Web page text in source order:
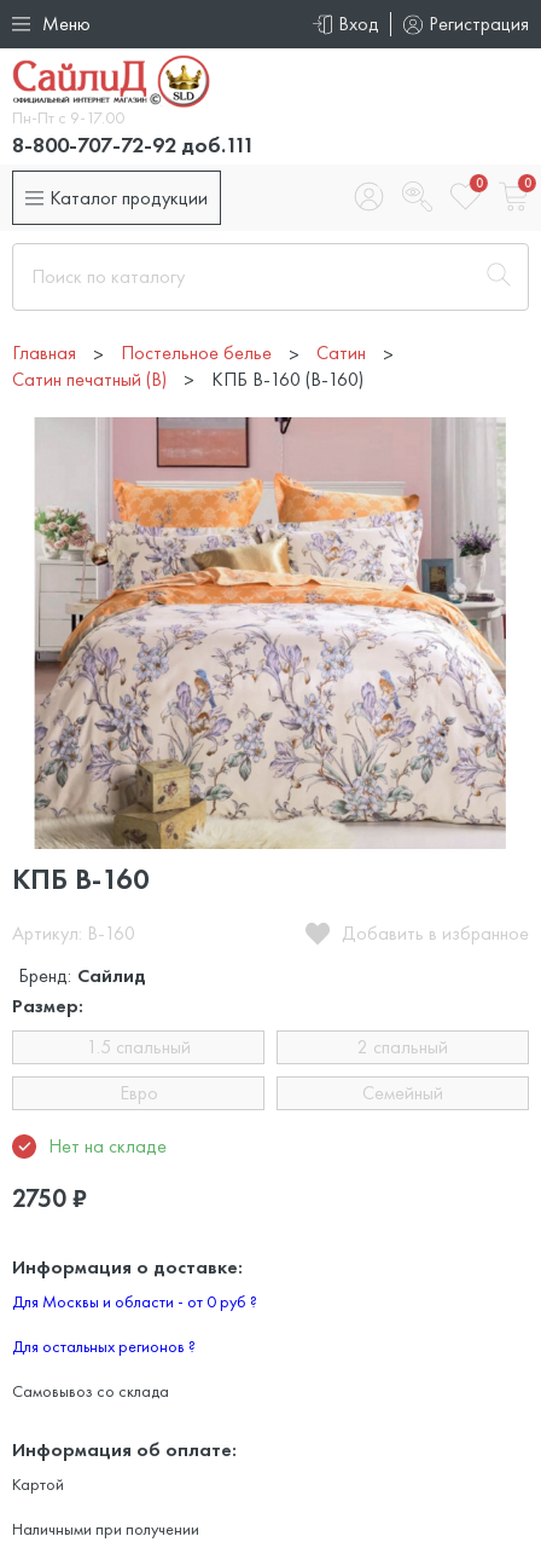
Меню Вход Регистрация
Пн-Пт с 9-17.00
8-800-707-72-92 доб.111
Каталог продукции
0 0
Главная Постельное белье
Сатин
Сатин печатный (B)
КПБ B-160 (B-160)
КПБ B-160
Артикул: B-160
Добавить в избранное
Бренд: Сайлид
Размер:
1.5 спальный
2 спальный
Евро
Семейный
Нет на складе
2750₽
Информация о доставке:
Для Москвы и области - от 0 руб ?
Для остальных регионов ?
Самовывоз со склада
Информация об оплате:
Картой
Наличными при получении